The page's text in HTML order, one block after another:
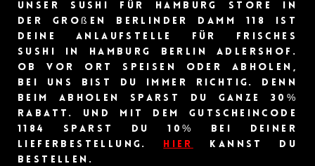
Unser Sushi für Hamburg Store in
der Großen Berlinder Damm 118 ist
deine Anlaufstelle für frisches
Sushi in Hamburg Berlin Adlershof.
Ob vor Ort Speisen oder Abholen,
bei uns bist du immer richtig. Denn
beim Abholen sparst du ganze 30%
Rabatt. Und mit dem Gutscheincode
1184 sparst du 10% bei deiner
Lieferbestellung. HIer
kannst du
bestellen.